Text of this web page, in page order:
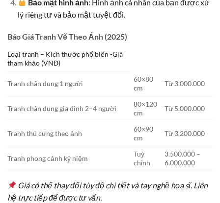
Bảo mật hình ảnh: Hình ảnh cá nhân của bạn được xử
lý riêng tư và bảo mật tuyệt đối.
Báo Giá Tranh Vẽ Theo Ảnh (2025)
Loại tranh – Kích thước phổ biến -Giá
tham khảo (VNĐ)
Tranh chân dung 1 người
60×80
cm
Từ 3.000.000
Tranh chân dung gia đình 2–4 người
80×120
cm
Từ 5.000.000
Tranh thú cưng theo ảnh
60×90
cm
Từ 3.200.000
Tranh phong cảnh kỷ niệm
Tuỳ
chỉnh
3.500.000 –
6.000.000
Giá có thể thay đổi tùy độ chi tiết và tay nghề họa sĩ. Liên
hệ trực tiếp để được tư vấn.